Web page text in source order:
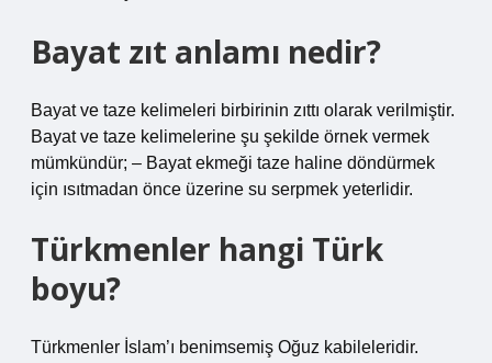
Bayat zıt anlamı nedir?
Bayat ve taze kelimeleri birbirinin zıttı olarak verilmiştir.
Bayat ve taze kelimelerine şu şekilde örnek vermek
mümkündür; – Bayat ekmeği taze haline döndürmek
için ısıtmadan önce üzerine su serpmek yeterlidir.
Türkmenler hangi Türk
boyu?
Türkmenler İslam’ı benimsemiş Oğuz kabileleridir.